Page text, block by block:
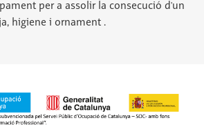
per a assolir la consecució d'un
higiene i ornament .